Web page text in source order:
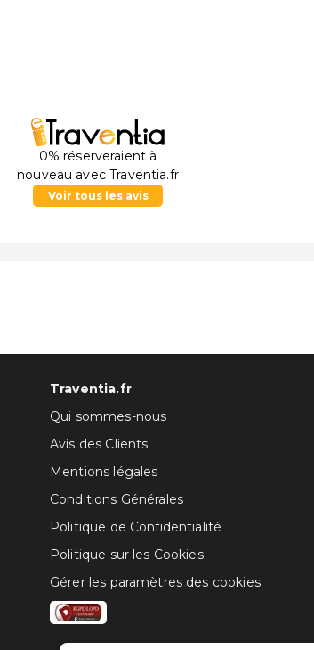
0% réserveraient à
nouveau avec Traventia.fr
Voir tous les avis
Traventia.fr
Qui sommes-nous
Avis des Clients
Mentions légales
Conditions Générales
Politique de Confidentialité
Politique sur les Cookies
Gérer les paramètres des cookies